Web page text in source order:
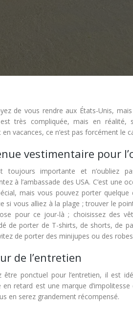
de vous rendre aux États-Unis,
très compliquée, mais en
vacances, ce n’est pas forcément le
vestimentaire pour
toujours importante et n’oubliez
à l’ambassade des USA. C’est une
mais vous pouvez porter
si vous alliez à la plage ; trouver le
pour ce jour-là ; choisissez des
de porter de T-shirts, de shorts, de
de porter des minijupes ou des
de l’entretien
être ponctuel pour l’entretien, il est
en retard est une marque
en serez grandement récompensé.